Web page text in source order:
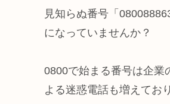
見知らぬ番号「
になっていませんか？
0800で始まる番号は企業
よる迷惑電話も増えてお